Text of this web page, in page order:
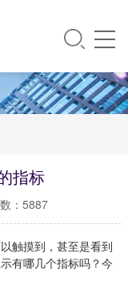
指标
：5887
触摸到，甚至是看到
有哪几个指标吗？今